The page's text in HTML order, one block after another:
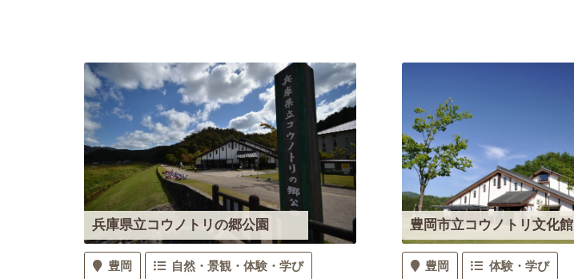
兵庫県立コウノトリの郷公園
豊岡 自然・景観 体験・学び
豊岡市立コウノトリ文化館
豊岡 体験・学び